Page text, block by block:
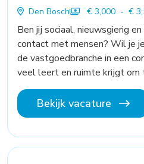
Den Bosch € 3,000 - €
Ben jij sociaal, nieuwsgierig
contact met mensen? Wil je
de vastgoedbranche in een
veel leert en ruimte krijgt om
Bekijk vacature